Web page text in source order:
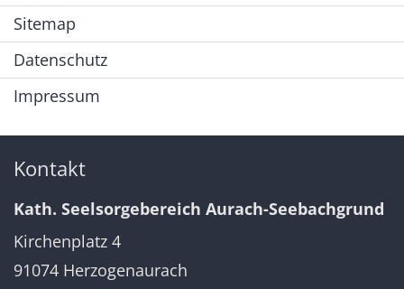
Sitemap
Datenschutz
Impressum
Kontakt
Kath. Seelsorgebereich Aurach-Seebachgrund
Kirchenplatz 4
91074 Herzogenaurach